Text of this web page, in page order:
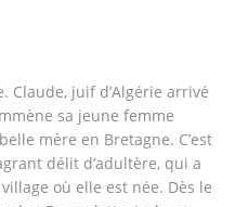
Claude, juif d’Algérie arrivé
sa jeune femme
mère en Bretagne. C’est
délit d’adultère, qui a
où elle est née. Dès le